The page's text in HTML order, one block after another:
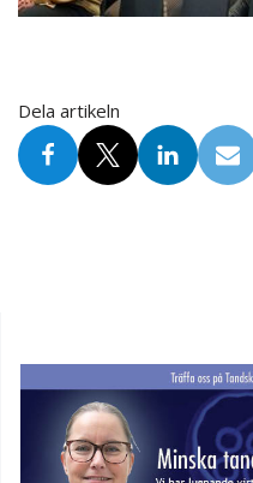
Dela artikeln